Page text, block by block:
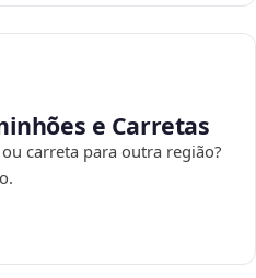
e Carretas
carreta para outra região?